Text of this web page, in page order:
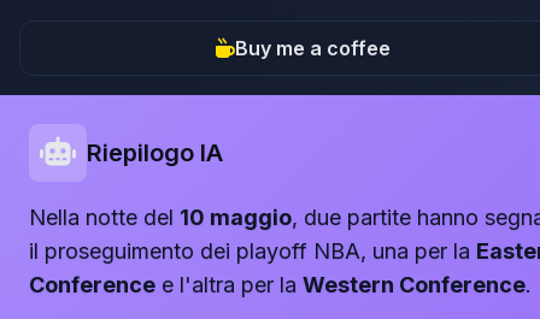
Buy me a coffee
Riepilogo IA
Nella notte del 10 maggio, due partite hanno
il proseguimento dei playoff NBA, una per la
Conference e l'altra per la Western Conference.